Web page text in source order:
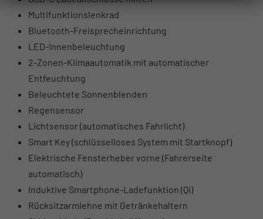
Multifunktionslenkrad
Bluetooth-Freisprecheinrichtung
LED-Innenbeleuchtung
2-Zonen-Klimaautomatik mit automatischer
Entfeuchtung
Beleuchtete Sonnenblenden
Regensensor
Lichtsensor (automatisches Fahrlicht)
Smart Key (schlüsselloses System mit Startknopf)
Elektrische Fensterheber vorne (Fahrerseite
automatisch)
Induktive Smartphone-Ladefunktion (Qi)
Rücksitzarmlehne mit Getränkehaltern